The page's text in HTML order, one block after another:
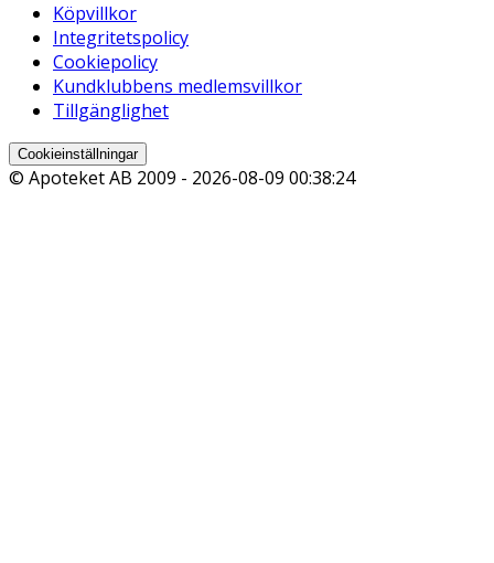
Köpvillkor
Integritetspolicy
Cookiepolicy
Kundklubbens medlemsvillkor
Tillgänglighet
Cookieinställningar
© Apoteket AB 2009 - 2026-08-09 00:38:24